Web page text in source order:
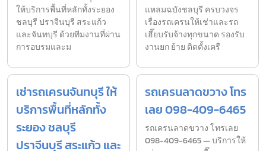
ให้บริการพื้นที่หลักทั้งระยอง
ชลบุรี ปราจีนบุรี สระแก้ว
และจันทบุรี ด้วยทีมงานที่ผ่าน
การอบรมและม
แหลมฉบังชลบุรี ครบวงจร
เรื่องรถเครนให้เช่าและรถ
เฮี๊ยบรับจ้างทุกขนาด รองรับ
งานยก ย้าย ติดตั้งเครื
เช่ารถเครนจันทบุรี ให้
บริการพื้นที่หลักทั้ง
ระยอง ชลบุรี
ปราจีนบุรี สระแก้ว และ
รถเครนลาดขวาง โทร
เลย 098-409-6465
รถเครนลาดขวาง โทรเลย
098-409-6465 — บริการให้